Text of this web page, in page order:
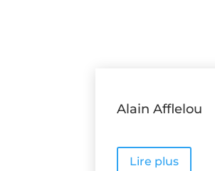
Alain Afflelou
Lire plus